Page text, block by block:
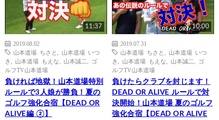
11:37
2019.08.02
山本道場 ちさと
山本道場 いつ
き
山本道場 もえな 山本誠二
ゴ
ルフTV山本道場
負ければ地獄！山本道場特別
ルールで3人娘が勝負！夏の
ゴルフ強化合宿【DEAD OR
ALIVE編 ②】
10:00
2019.07.31
山本道場 ちさと
山本道場 いつ
き
山本道場 もえな 山本誠二
ゴ
ルフTV山本道場
負けたらクラブを封じます！
DEAD OR ALIVE ルールで対
決開始！山本道場 夏のゴルフ
強化合宿【DEAD OR ALIVE